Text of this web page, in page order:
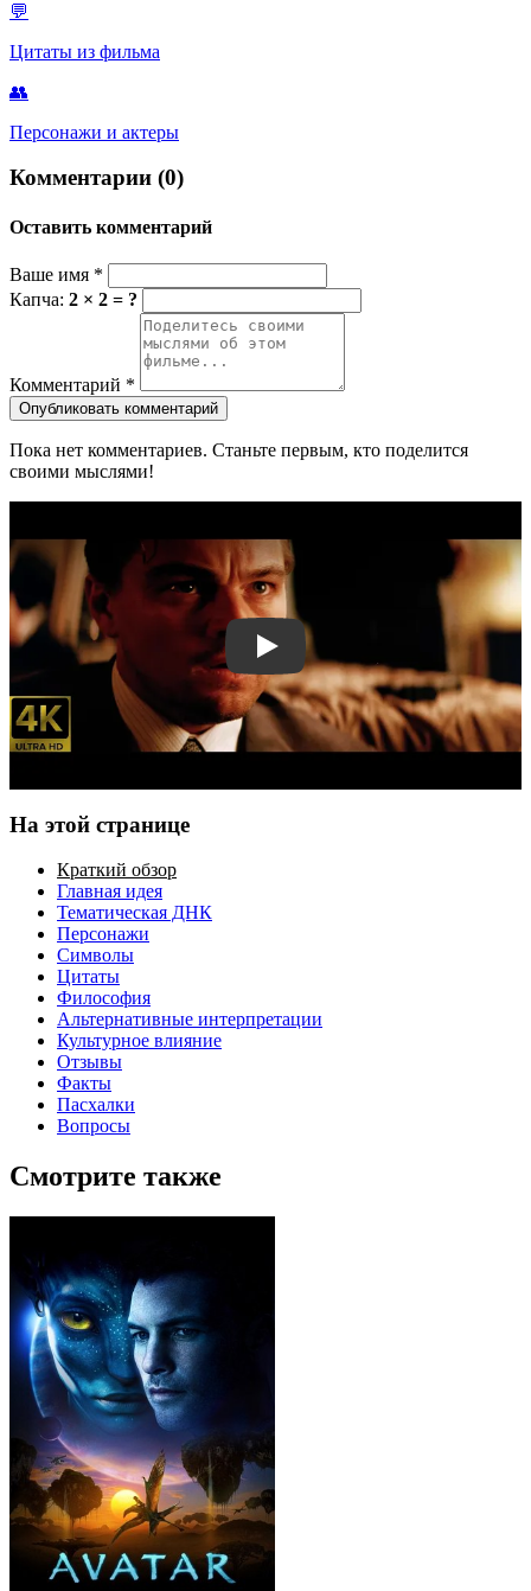
💬
Цитаты из фильма
👥
Персонажи и актеры
Комментарии (0)
Оставить комментарий
Ваше имя *
Капча: 2 × 2 = ?
Комментарий *
Опубликовать комментарий
Пока нет комментариев. Станьте первым, кто поделится
своими мыслями!
Смотреть трейлер
На этой странице
Краткий обзор
Главная идея
Тематическая ДНК
Персонажи
Символы
Цитаты
Философия
Альтернативные интерпретации
Культурное влияние
Отзывы
Факты
Пасхалки
Вопросы
Смотрите также